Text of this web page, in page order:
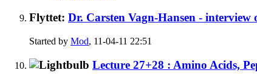
Flyttet: Dr. Carsten Vagn-Hansen -
Started by Mod, 11-04-11 22:51
Lecture 27+28 : Amino Acids,